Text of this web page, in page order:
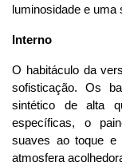
luminosidade e
Interno
O habitáculo da
sofisticação. Os
sintético de alta
específicas, o
suaves ao toque e
atmosfera